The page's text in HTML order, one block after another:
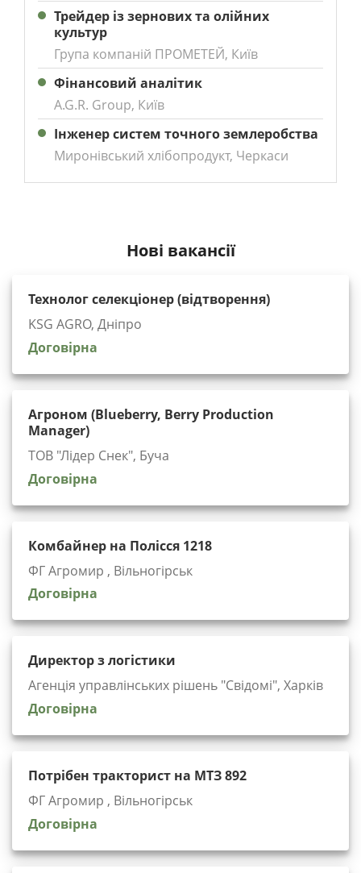
Трейдер із зернових та олійних
культур
Група компаній ПРОМЕТЕЙ, Київ
Фінансовий аналітик
A.G.R. Group, Київ
Інженер систем точного землеробства
Миронівський хлібопродукт, Черкаси
Нові вакансії
Технолог селекціонер (відтворення)
KSG AGRO, Дніпро
Договірна
Агроном (Blueberry, Berry Production
Manager)
ТОВ "Лідер Снек", Буча
Договірна
Комбайнер на Полісся 1218
ФГ Агромир , Вільногірськ
Договірна
Директор з логістики
Агенція управлінських рішень "Cвідомі", Харків
Договірна
Потрібен тракторист на МТЗ 892
ФГ Агромир , Вільногірськ
Договірна